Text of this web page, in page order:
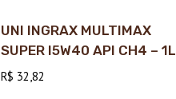
UNI INGRAX MULTIMAX
SUPER I5W40 API CH4 – 1L
R$ 32,82